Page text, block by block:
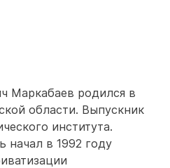
Маркабаев родился в
области. Выпускник
института.
начал в 1992 году